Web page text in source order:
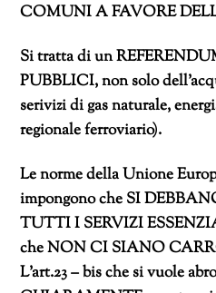
COMUNI A FAVORE
Si tratta di un
PUBBLICI, non solo
serivizi di gas naturale,
regionale ferroviario).
Le norme della Unione
impongono che SI
TUTTI I SERVIZI
che NON CI SIANO
L’art.23 – bis che si vuole